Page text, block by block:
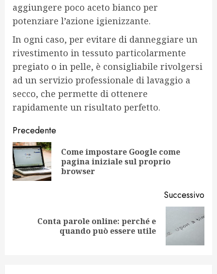
aggiungere poco aceto bianco per
potenziare l’azione igienizzante.
In ogni caso, per evitare di danneggiare un
rivestimento in tessuto particolarmente
pregiato o in pelle, è consigliabile rivolgersi
ad un servizio professionale di lavaggio a
secco, che permette di ottenere
rapidamente un risultato perfetto.
Navigazione
articolo
Precedente
Come impostare Google come
pagina iniziale sul proprio
browser
Successivo
ArticoloConta parole online: perché e
quando può essere utile